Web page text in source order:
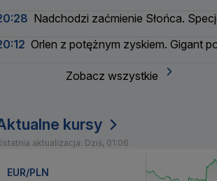
Nadchodzi zaćmienie Słońca.
Orlen z potężnym zyskiem. Gigant
Zobacz wszystkie
kursy
aktualizacja: Dziś, 01:06
EUR/PLN